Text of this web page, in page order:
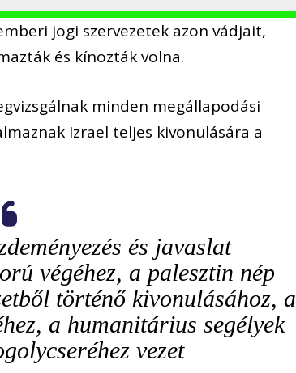
jogi szervezetek azon vádjait,
és kínozták volna.
minden megállapodási
Izrael teljes kivonulására a
és javaslat
végéhez, a palesztin nép
történő kivonulásához, a
a humanitárius segélyek
vezet